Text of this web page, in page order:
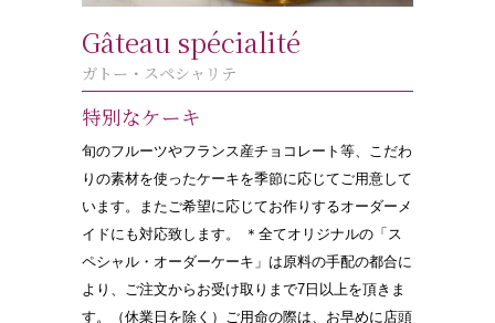
Gâteau spécialité
ガトー・スペシャリテ
特別なケーキ
旬のフルーツやフランス産チョコレート等、こだわ
りの素材を使ったケーキを季節に応じてご用意して
います。またご希望に応じてお作りするオーダーメ
イドにも対応致します。 ＊全てオリジナルの「ス
ペシャル・オーダーケーキ」は原料の手配の都合に
より、ご注文からお受け取りまで7日以上を頂きま
す。（休業日を除く）ご用命の際は、お早めに店頭